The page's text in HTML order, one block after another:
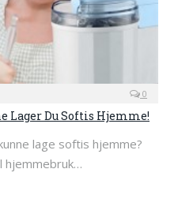
0
Lager Du Softis Hjemme!
lage softis hjemme?
hjemmebruk…